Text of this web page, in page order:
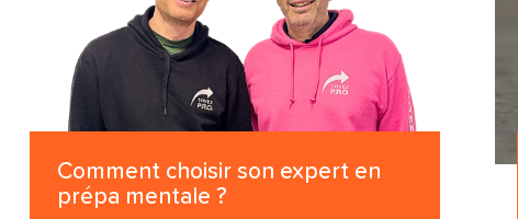
Comment choisir son expert en
prépa mentale ?